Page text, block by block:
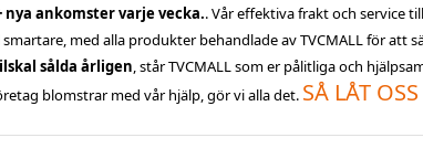
nya ankomster varje vecka.. Vår effektiva frakt och service
med alla produkter behandlade av TVCMALL för att
sålda årligen, står TVCMALL som er pålitliga och
blomstrar med vår hjälp, gör vi alla det. SÅ LÅT